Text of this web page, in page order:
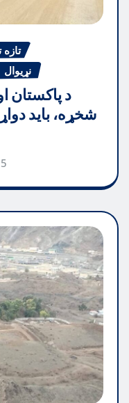
نړیوال
د پاکستان
شخړه، باید